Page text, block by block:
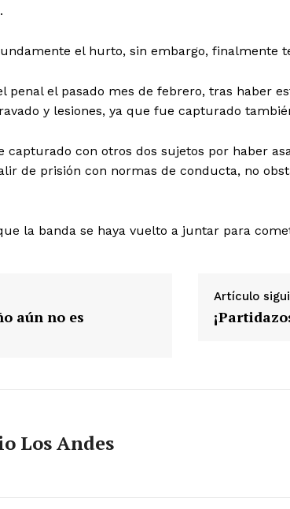
el hurto, sin embargo, finalmente
penal el pasado mes de febrero, tras haber
y lesiones, ya que fue capturado
capturado con otros dos sujetos por haber
de prisión con normas de conducta, no
la banda se haya vuelto a juntar para
aún no es
Artículo
Los Andes